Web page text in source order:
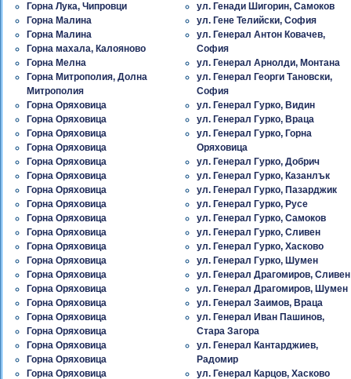
Горна Лука, Чипровци
Горна Малина
Горна Малина
Горна махала, Калояново
Горна Мелна
Горна Митрополия, Долна
Митрополия
Горна Оряховица
Горна Оряховица
Горна Оряховица
Горна Оряховица
Горна Оряховица
Горна Оряховица
Горна Оряховица
Горна Оряховица
Горна Оряховица
Горна Оряховица
Горна Оряховица
Горна Оряховица
Горна Оряховица
Горна Оряховица
Горна Оряховица
Горна Оряховица
Горна Оряховица
Горна Оряховица
Горна Оряховица
Горна Оряховица
ул. Генади Шигорин, Самоков
ул. Гене Телийски, София
ул. Генерал Антон Ковачев,
София
ул. Генерал Арнолди, Монтана
ул. Генерал Георги Тановски,
София
ул. Генерал Гурко, Видин
ул. Генерал Гурко, Враца
ул. Генерал Гурко, Горна
Оряховица
ул. Генерал Гурко, Добрич
ул. Генерал Гурко, Казанлък
ул. Генерал Гурко, Пазарджик
ул. Генерал Гурко, Русе
ул. Генерал Гурко, Самоков
ул. Генерал Гурко, Сливен
ул. Генерал Гурко, Хасково
ул. Генерал Гурко, Шумен
ул. Генерал Драгомиров, Сливен
ул. Генерал Драгомиров, Шумен
ул. Генерал Заимов, Враца
ул. Генерал Иван Пашинов,
Стара Загора
ул. Генерал Кантарджиев,
Радомир
ул. Генерал Карцов, Хасково